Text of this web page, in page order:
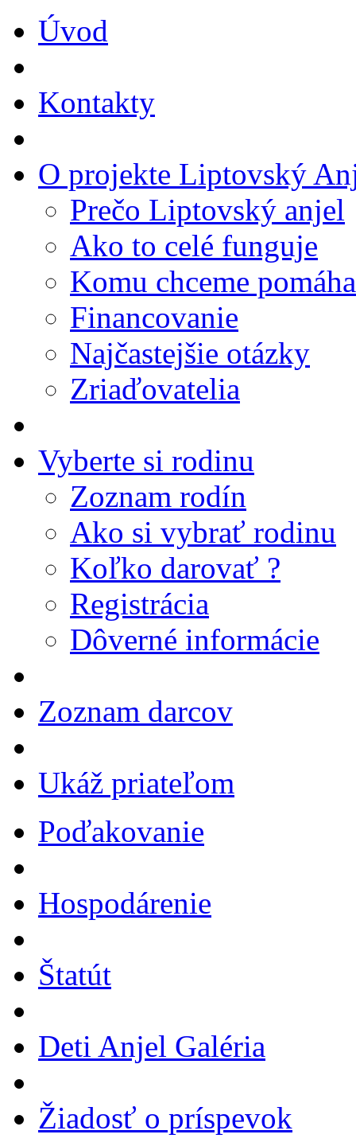
Úvod
Kontakty
O projekte Liptovský
Prečo Liptovský anjel
Ako to celé funguje
Komu chceme
Financovanie
Najčastejšie otázky
Zriaďovatelia
Vyberte si rodinu
Zoznam rodín
Ako si vybrať rodinu
Koľko darovať ?
Registrácia
Dôverné informácie
Zoznam darcov
Ukáž priateľom
Poďakovanie
Hospodárenie
Štatút
Deti Anjel Galéria
Žiadosť o príspevok